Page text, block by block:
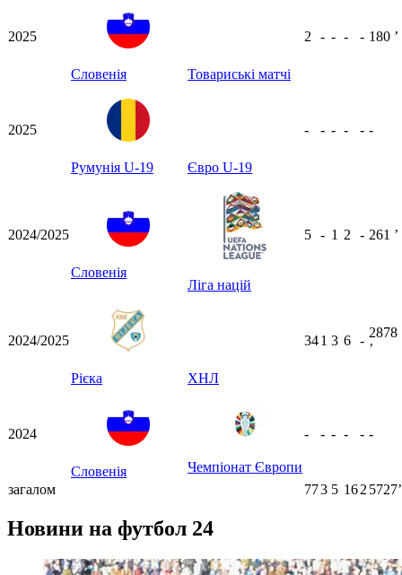
2025
Словенія Товариські матчі
2 - - - - 180 ʼ
2025
Румунія U-19 Євро U-19
- - - - - -
2024/2025
Словенія
Ліга націй
5 - 1 2 - 261 ʼ
2024/2025
Рієка ХНЛ
341 3 6 -
2878
ʼ
2024
Словенія Чемпіонат Європи
- - - - - -
загалом 773 5 162 5727ʼ
Новини на футбол 24